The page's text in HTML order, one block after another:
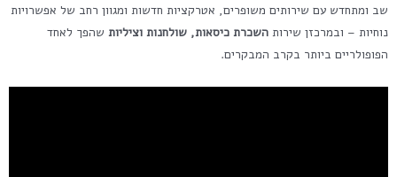
שב ומתחדש עם שירותים משופרים, אטרקציות חדשות ומגוון רחב של אפשרויות
נוחיות – ובמרכזן שירות השכרת כיסאות, שולחנות וציליות שהפך לאחד
הפופולריים ביותר בקרב המבקרים.